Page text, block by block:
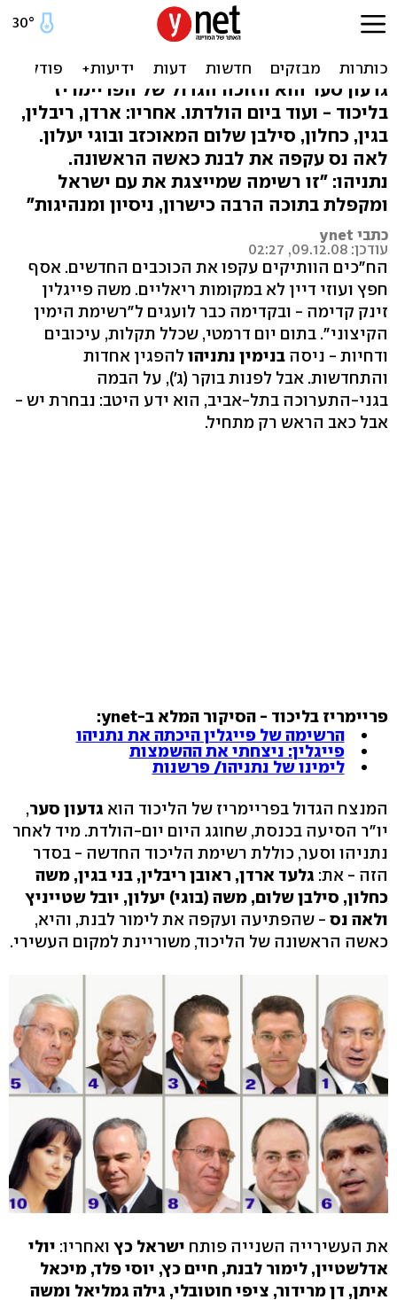
סער בראש, פייגלין במקום
גדעון סער הוא הזוכה הגדול של הפריימריז
בליכוד - ועוד ביום הולדתו. אחריו: ארדן, ריבלין,
בגין, כחלון, סילבן שלום המאוכזב ובוגי יעלון.
לאה נס עקפה את לבנת כאשה הראשונה.
נתניהו: "זו רשימה שמייצגת את עם ישראל
ומקפלת בתוכה הרבה כישרון, ניסיון ומנהיגות"
כתבי ynet
עודכן: 09.12.08, 02:27
הח"כים הוותיקים עקפו את הכוכבים החדשים. אסף
חפץ ועוזי דיין לא במקומות ריאליים. משה פייגלין
זינק קדימה - ובקדימה כבר לועגים ל"רשימת הימין
הקיצוני". בתום יום דרמטי, שכלל תקלות, עיכובים
ודחיות - ניסה בנימין נתניהו להפגין אחדות
והתחדשות. אבל לפנות בוקר (ג'), על הבמה
בגני-התערוכה בתל-אביב, הוא ידע היטב: נבחרת יש -
אבל כאב הראש רק מתחיל.
פריימריז בליכוד - הסיקור המלא ב-ynet:
הרשימה של פייגלין היכתה את נתניהו
פייגלין: ניצחתי את ההשמצות
לימינו של נתניהו/ פרשנות
המנצח הגדול בפריימריז של הליכוד הוא גדעון סער,
יו"ר הסיעה בכנסת, שחוגג היום יום-הולדת. מיד לאחר
נתניהו וסער, כוללת רשימת הליכוד החדשה - בסדר
הזה - את: גלעד ארדן, ראובן ריבלין, בני בגין, משה
כחלון, סילבן שלום, משה (בוגי) יעלון, יובל שטייניץ
ולאה נס - שהפתיעה ועקפה את לימור לבנת, והיא,
כאשה הראשונה של הליכוד, משוריינת למקום העשירי.
את העשירייה השנייה פותח ישראל כץ ואחריו: יולי
אדלשטיין, לימור לבנת, חיים כץ, יוסי פלד, מיכאל
איתן, דן מרידור, ציפי חוטובלי, גילה גמליאל ומשה